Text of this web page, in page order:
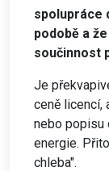
spolupráce
podobě a
součinnost
Je
ceně licencí,
nebo popisu
energie.
chleba".